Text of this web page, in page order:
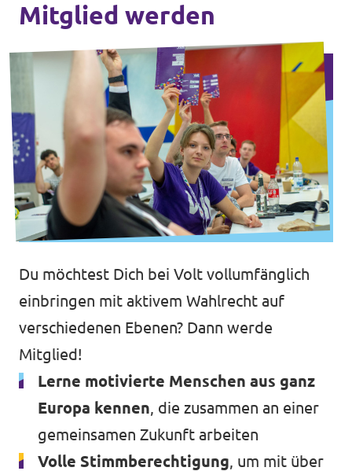
Mache mit!
Transparenz
Datenschutz
Impressum
Mitglied werden
Du möchtest Dich bei Volt vollumfänglich
einbringen mit aktivem Wahlrecht auf
verschiedenen Ebenen? Dann werde
Mitglied!
Lerne motivierte Menschen aus ganz
Europa kennen, die zusammen an einer
gemeinsamen Zukunft arbeiten
Volle Stimmberechtigung, um mit über